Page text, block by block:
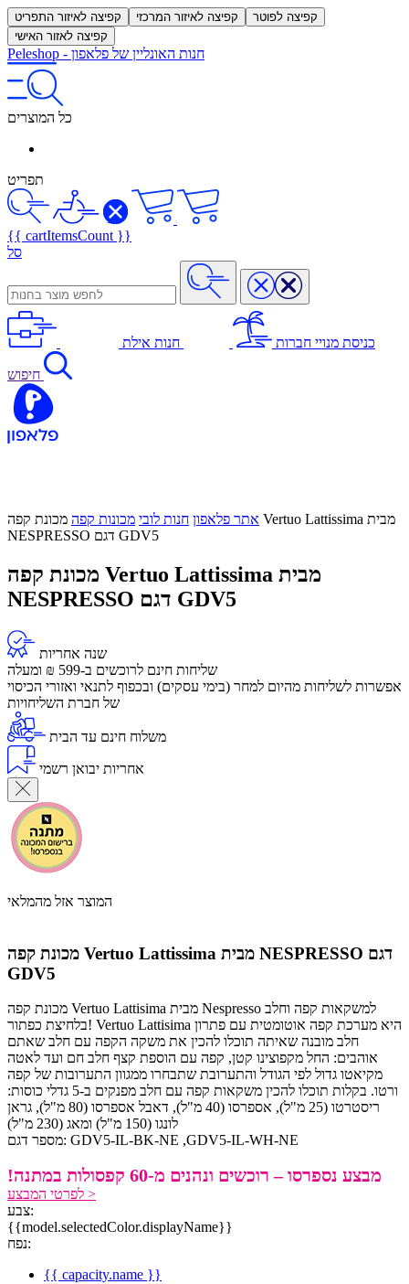
קפיצה לאיזור התפריט קפיצה לאיזור המרכזי
קפיצה לפוטר
קפיצה לאזור האישי
Peleshop - חנות האונליין של פלאפון
כל המוצרים
תפריט
{{ cartItemsCount }}
סל
כניסת מנויי חברות חנות אילת
חיפוש
אתר פלאפון חנות לובי מכונות קפה מכונת קפה Vertuo Lattissima מבית
NESPRESSO דגם GDV5
מכונת קפה Vertuo Lattissima מבית
NESPRESSO דגם GDV5
שנה אחריות
שליחות חינם לרוכשים ב-599 ₪ ומעלה
​אפשרות לשליחות מהיום למחר (בימי עסקים) ובכפוף לתנאי ואזורי הכיסוי
של חברת השליחויות
משלוח חינם עד הבית
אחריות יבואן רשמי
המוצר אזל מהמלאי
מכונת קפה Vertuo Lattissima מבית NESPRESSO דגם
GDV5
מכונת קפה Vertuo Lattisima מבית Nespresso למשקאות קפה וחלב
בלחיצת כפתור! Vertuo Lattisima היא מערכת קפה אוטומטית עם פתרון
חלב מובנה שאיתה תוכלו להכין את משקה הקפה עם חלב שאתם
אוהבים: החל מקפוצינו קטן, קפה עם הוספת קצף חלב חם ועד לאטה
מקיאטו גדול לפי הגודל והתערובת שתבחרו ממגוון התערובות של קפה
ורטו. בקלות תוכלו להכין משקאות קפה עם חלב מפנקים ב-5 גדלי כוסות:
ריסטרטו (25 מ"ל), אספרסו (40 מ"ל), דאבל אספרסו (80 מ"ל), גראן
לונגו (150 מ"ל) ומאג (230 מ"ל)
מספר דגם: GDV5-IL-BK-NE ,GDV5-IL-WH-NE
מבצע נספרסו – רוכשים ונהנים מ-60 קפסולות במתנה!
לפרטי המבצע >
צבע:
{{model.selectedColor.displayName}}
נפח:
{{ capacity.name }}